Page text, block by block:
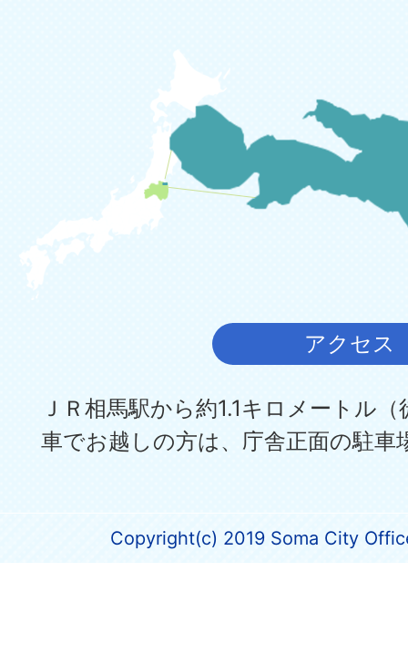
アクセス
ＪＲ相馬駅から約1.1キロメートル
車でお越しの方は、庁舎正面の駐車
Copyright(c) 2019 Soma City